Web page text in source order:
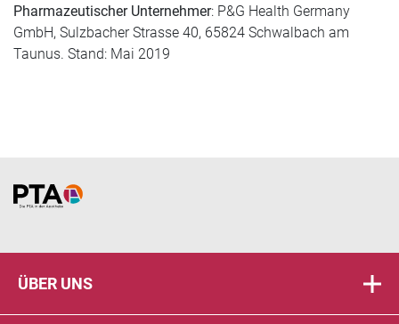
Pharmazeutischer Unternehmer: P&G Health Germany
GmbH, Sulzbacher Strasse 40, 65824 Schwalbach am
Taunus. Stand: Mai 2019
Home
ÜBER UNS